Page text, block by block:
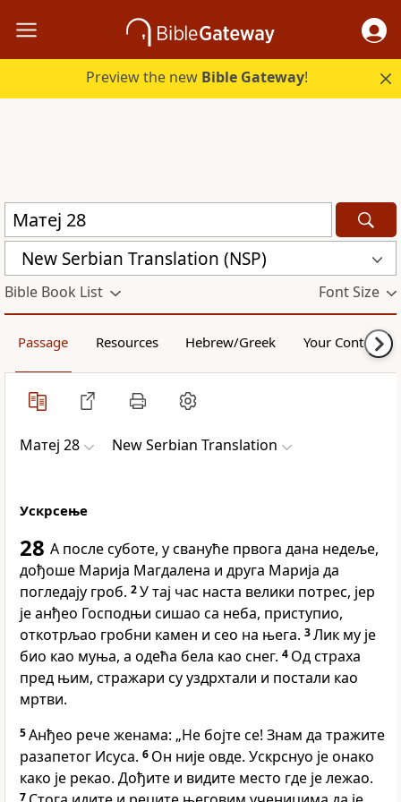
Preview the new Bible Gateway!
New Serbian Translation (NSP)
Bible Book List Font Size
Passage Resources Hebrew/Greek Your Content
Матеј 28 New Serbian Translation
Ускрсење
28 А после суботе, у свануће првога дана недеље,
дођоше Марија Магдалена и друга Марија да
погледају гроб. 2У тај час наста велики потрес, јер
је анђео Господњи сишао са неба, приступио,
откотрљао гробни камен и сео на њега. 3Лик му је
био као муња, а одећа бела као снег. 4 Од страха
пред њим, стражари су уздрхтали и постали као
мртви.
5Анђео рече женама: „Не бојте се! Знам да тражите
разапетог Исуса. 6 Он није овде. Ускрснуо је онако
како је рекао. Дођите и видите место где је лежао.
7